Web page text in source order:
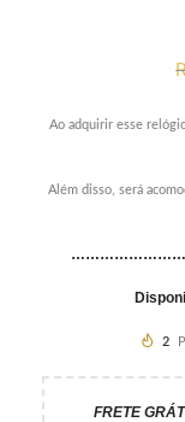
Ao adquirir esse
Além disso, será
2
FRETE